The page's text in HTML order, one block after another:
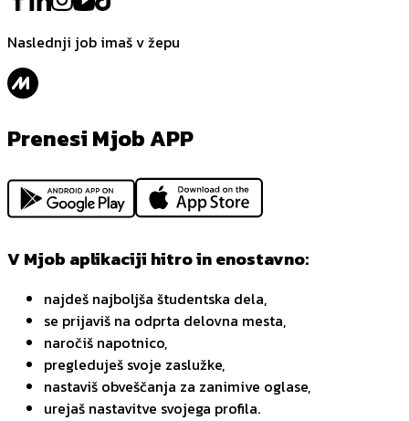
Naslednji job imaš v žepu
Prenesi Mjob APP
V Mjob aplikaciji hitro in enostavno:
najdeš najboljša študentska dela,
se prijaviš na odprta delovna mesta,
naročiš napotnico,
pregleduješ svoje zaslužke,
nastaviš obveščanja za zanimive oglase,
urejaš nastavitve svojega profila.